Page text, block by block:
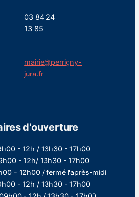
03 84 24
13 85
mairie@perrigny-
jura.fr
d'ouverture
- 12h / 13h30 - 17h00
- 12h/ 13h30 - 17h00
- 12h00 / fermé l'après-midi
- 12h / 13h30 - 17h00